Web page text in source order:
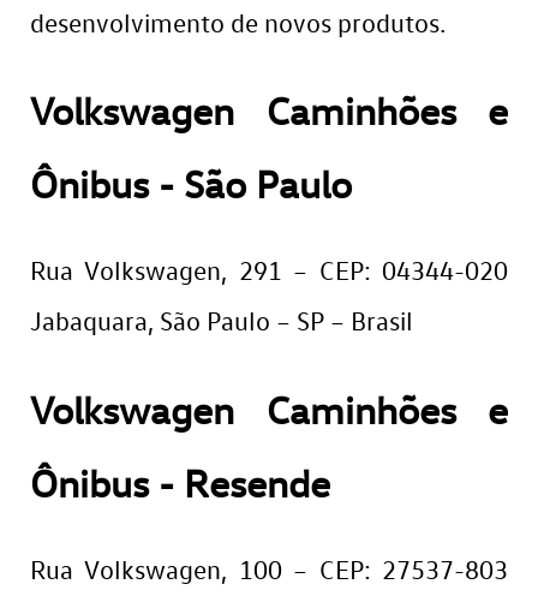
desenvolvimento de novos produtos.
Volkswagen Caminhões e
Ônibus - São Paulo
Rua Volkswagen, 291 – CEP: 04344-020
Jabaquara, São Paulo – SP – Brasil
Volkswagen Caminhões e
Ônibus - Resende
Rua Volkswagen, 100 – CEP: 27537-803